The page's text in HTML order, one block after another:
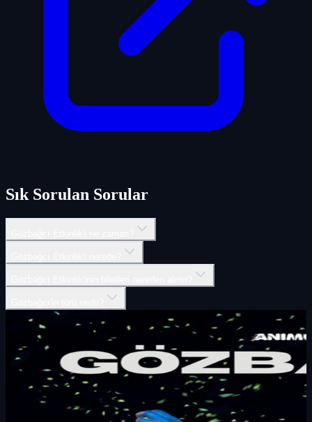
Sık Sorulan Sorular